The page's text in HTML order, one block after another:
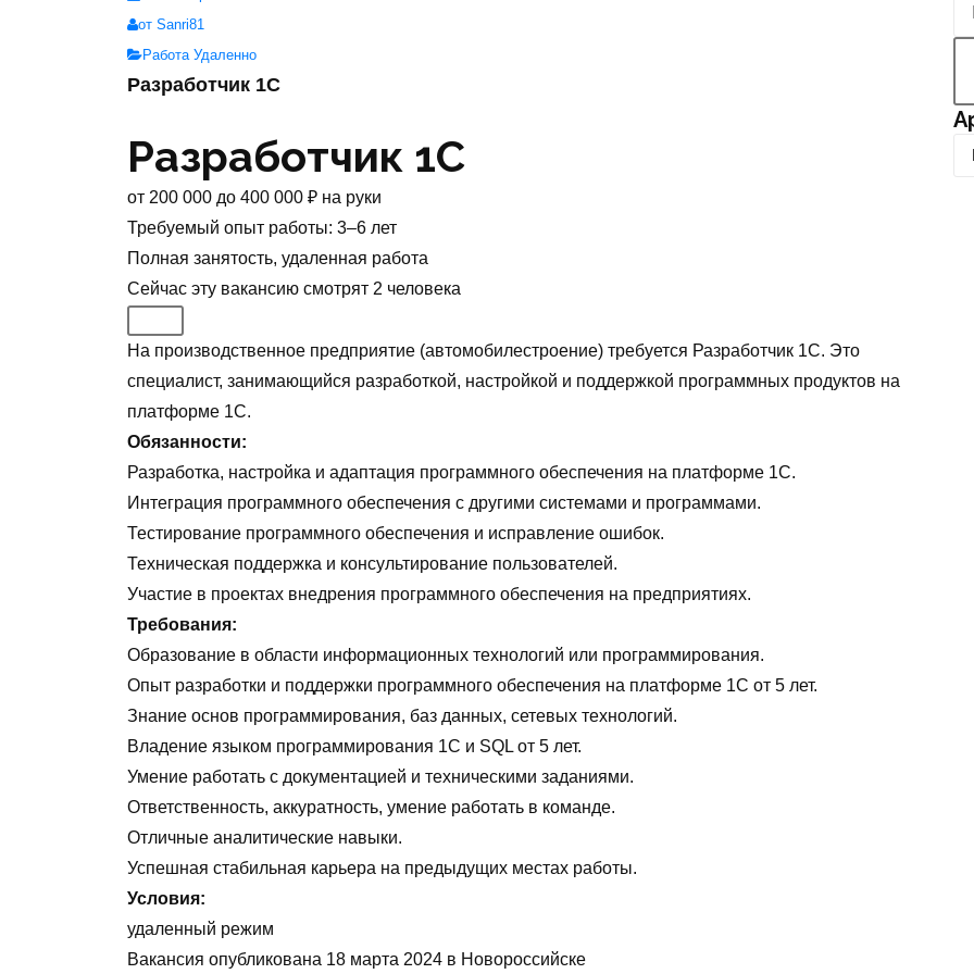
от Sanri81
Работа Удаленно
Разработчик 1С
Разработчик 1С
от 200 000 до 400 000 ₽ на руки
Требуемый опыт работы: 3–6 лет
Полная занятость, удаленная работа
Сейчас эту вакансию смотрят 2 человека
На производственное предприятие (автомобилестроение) требуется Разработчик 1С. Это
специалист, занимающийся разработкой, настройкой и поддержкой программных продуктов на
платформе 1С.
Обязанности:
Разработка, настройка и адаптация программного обеспечения на платформе 1С.
Интеграция программного обеспечения с другими системами и программами.
Тестирование программного обеспечения и исправление ошибок.
Техническая поддержка и консультирование пользователей.
Участие в проектах внедрения программного обеспечения на предприятиях.
Требования:
Образование в области информационных технологий или программирования.
Опыт разработки и поддержки программного обеспечения на платформе 1С от 5 лет.
Знание основ программирования, баз данных, сетевых технологий.
Владение языком программирования 1С и SQL от 5 лет.
Умение работать с документацией и техническими заданиями.
Ответственность, аккуратность, умение работать в команде.
Отличные аналитические навыки.
Успешная стабильная карьера на предыдущих местах работы.
Условия:
удаленный режим
Вакансия опубликована 18 марта 2024 в Новороссийске